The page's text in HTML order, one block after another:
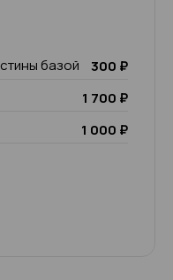
базой
300 ₽
1 700 ₽
1 000 ₽